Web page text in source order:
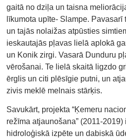
gaitā no dziļa un taisna
līkumota upīte- Slampe.
un tajās nolaižas atpūsties
ieskautajās pļavas lielā aplokā
un Konik zirgi. Vasarā Dunduru
vērošanai. Te lielā skaitā ligzdo
ērglis un citi plēsīgie putni, un
zivis meklē melnais stārķis.
Savukārt, projekta “Ķemeru
režīma atjaunošana” (2011-
hidroloģiskā izpēte un dabiskā